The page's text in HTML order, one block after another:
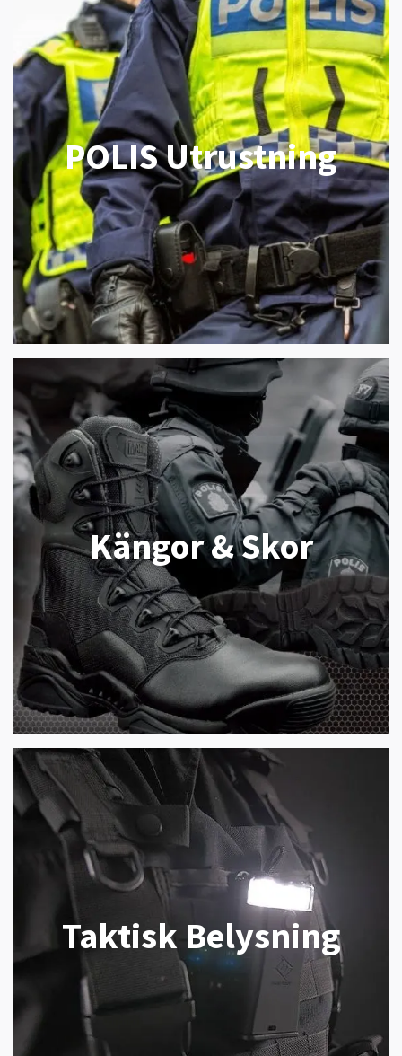
POLIS Utrustning
Kängor & Skor
Taktisk Belysning